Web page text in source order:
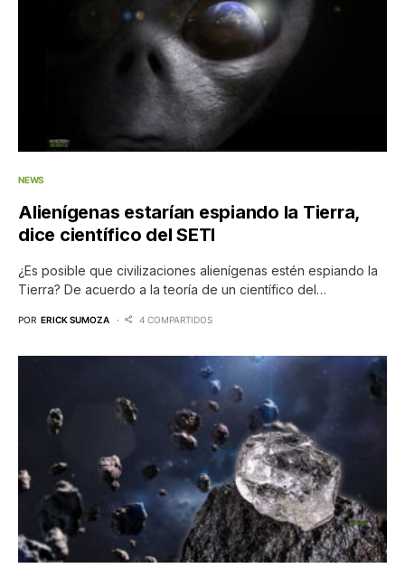
NEWS
Alienígenas estarían espiando la Tierra,
dice científico del SETI
¿Es posible que civilizaciones alienígenas estén espiando la
Tierra? De acuerdo a la teoría de un científico del…
POR ERICK SUMOZA 4 COMPARTIDOS